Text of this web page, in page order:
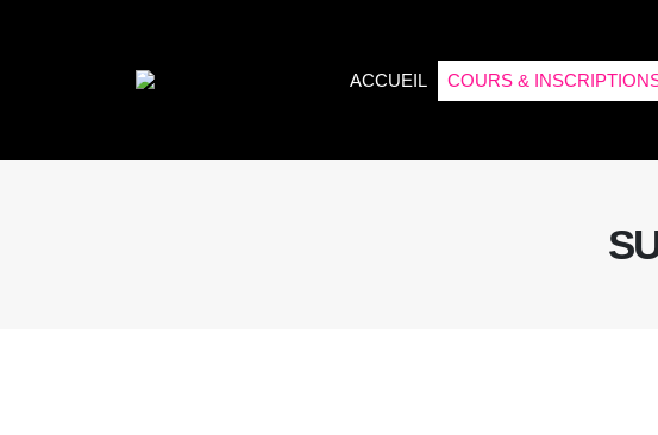
ACCUEIL COURS &